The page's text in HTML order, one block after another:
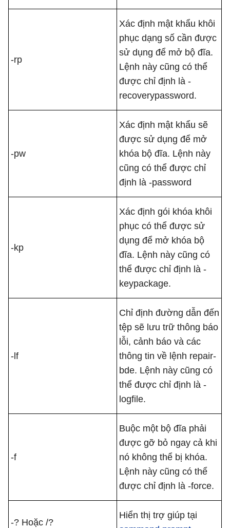
-rp
Xác định mật khẩu khôi
phục dạng số cần được
sử dụng để mở bộ đĩa.
Lệnh này cũng có thể
được chỉ định là -
recoverypassword.
-pw
Xác định mật khẩu sẽ
được sử dụng để mở
khóa bộ đĩa. Lệnh này
cũng có thể được chỉ
định là -password
-kp
Xác định gói khóa khôi
phục có thể được sử
dụng để mở khóa bộ
đĩa. Lệnh này cũng có
thể được chỉ định là -
keypackage.
-lf
Chỉ định đường dẫn đến
tệp sẽ lưu trữ thông báo
lỗi, cảnh báo và các
thông tin về lệnh repair-
bde. Lệnh này cũng có
thể được chỉ định là -
logfile.
-f
Buộc một bộ đĩa phải
được gỡ bỏ ngay cả khi
nó không thể bị khóa.
Lệnh này cũng có thể
được chỉ định là -force.
-? Hoặc /?
Hiển thị trợ giúp tại